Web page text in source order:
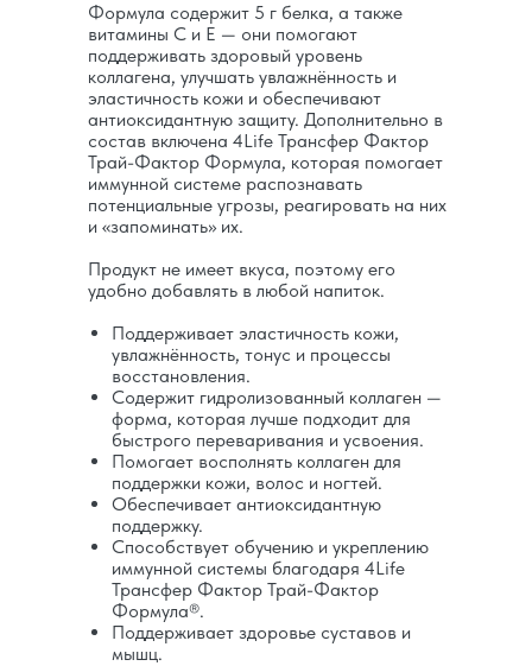
Формула содержит 5 г белка, а также
витамины C и E — они помогают
поддерживать здоровый уровень
коллагена, улучшать увлажнённость и
эластичность кожи и обеспечивают
антиоксидантную защиту. Дополнительно в
состав включена 4Life Трансфер Фактор
Трай-Фактор Формула, которая помогает
иммунной системе распознавать
потенциальные угрозы, реагировать на них
и «запоминать» их.
Продукт не имеет вкуса, поэтому его
удобно добавлять в любой напиток.
Поддерживает эластичность кожи,
увлажнённость, тонус и процессы
восстановления.
Содержит гидролизованный коллаген —
форма, которая лучше подходит для
быстрого переваривания и усвоения.
Помогает восполнять коллаген для
поддержки кожи, волос и ногтей.
Обеспечивает антиоксидантную
поддержку.
Способствует обучению и укреплению
иммунной системы благодаря 4Life
Трансфер Фактор Трай-Фактор
Формула®.
Поддерживает здоровье суставов и
мышц.